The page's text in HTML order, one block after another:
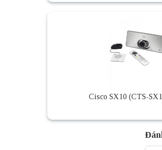
Cisco SX10 (CTS-